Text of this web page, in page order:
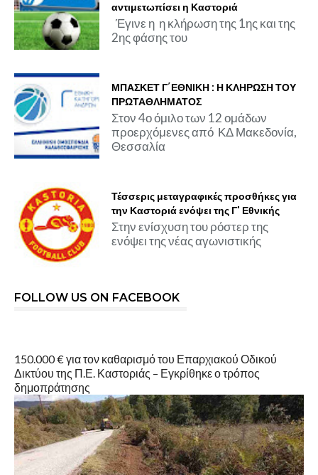
αντιμετωπίσει η Καστοριά
Έγινε η η κλήρωση της 1ης και της
2ης φάσης του
ΜΠΑΣΚΕΤ Γ΄ΕΘΝΙΚΗ : Η ΚΛΗΡΩΣΗ ΤΟΥ
ΠΡΩΤΑΘΛΗΜΑΤΟΣ
Στον 4ο όμιλο των 12 ομάδων
προερχόμενες από ΚΔ Μακεδονία,
Θεσσαλία
Τέσσερις μεταγραφικές προσθήκες για
την Καστοριά ενόψει της Γ' Εθνικής
Στην ενίσχυση του ρόστερ της
ενόψει της νέας αγωνιστικής
FOLLOW US ON FACEBOOK
150.000 € για τον καθαρισμό του Επαρχιακού Οδικού
Δικτύου της Π.Ε. Καστοριάς – Εγκρίθηκε ο τρόπος
δημοπράτησης